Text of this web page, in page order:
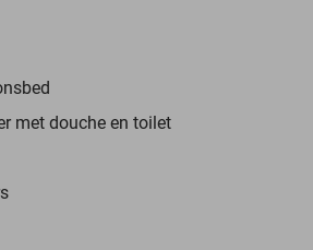
met douche en toilet